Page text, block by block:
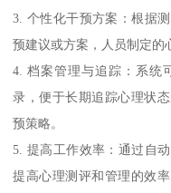
3. 个性化干预方案：根据
预建议或方案，人员制定的
4. 档案管理与追踪：系统
录，便于长期追踪心理状
预策略。
5. 提高工作效率：通过自
提高心理测评和管理的效